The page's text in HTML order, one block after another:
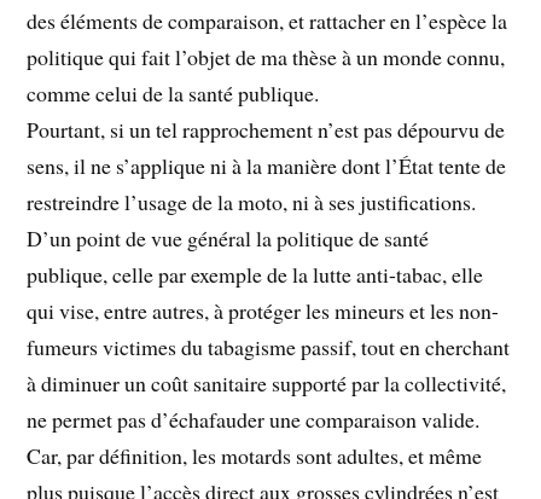
des éléments de comparaison, et rattacher en l’espèce la
politique qui fait l’objet de ma thèse à un monde connu,
comme celui de la santé publique.
Pourtant, si un tel rapprochement n’est pas dépourvu de
sens, il ne s’applique ni à la manière dont l’État tente de
restreindre l’usage de la moto, ni à ses justifications.
D’un point de vue général la politique de santé
publique, celle par exemple de la lutte anti-tabac, elle
qui vise, entre autres, à protéger les mineurs et les non-
fumeurs victimes du tabagisme passif, tout en cherchant
à diminuer un coût sanitaire supporté par la collectivité,
ne permet pas d’échafauder une comparaison valide.
Car, par définition, les motards sont adultes, et même
plus puisque l’accès direct aux grosses cylindrées n’est